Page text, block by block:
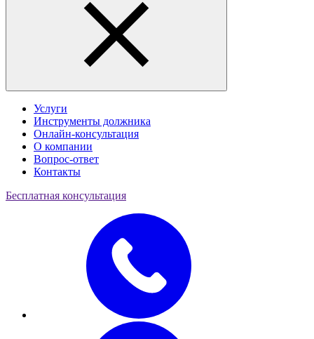
Услуги
Инструменты должника
Онлайн-консультация
О компании
Вопрос-ответ
Контакты
Бесплатная консультация